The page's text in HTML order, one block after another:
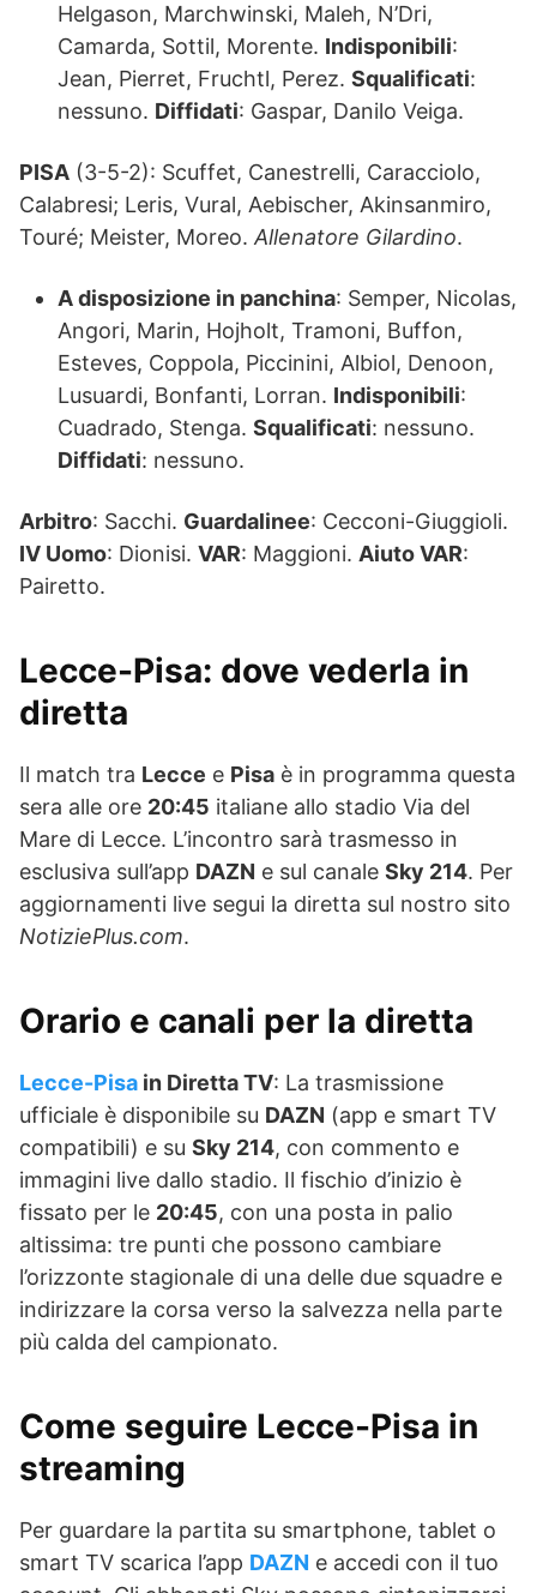
Helgason, Marchwinski, Maleh, N’Dri,
Camarda, Sottil, Morente. Indisponibili:
Jean, Pierret, Fruchtl, Perez. Squalificati:
nessuno. Diffidati: Gaspar, Danilo Veiga.
PISA (3-5-2): Scuffet, Canestrelli, Caracciolo,
Calabresi; Leris, Vural, Aebischer, Akinsanmiro,
Touré; Meister, Moreo. Allenatore Gilardino.
A disposizione in panchina: Semper, Nicolas,
Angori, Marin, Hojholt, Tramoni, Buffon,
Esteves, Coppola, Piccinini, Albiol, Denoon,
Lusuardi, Bonfanti, Lorran. Indisponibili:
Cuadrado, Stenga. Squalificati: nessuno.
Diffidati: nessuno.
Arbitro: Sacchi. Guardalinee: Cecconi-Giuggioli.
IV Uomo: Dionisi. VAR: Maggioni. Aiuto VAR:
Pairetto.
Lecce-Pisa: dove vederla in
diretta
Il match tra Lecce e Pisa è in programma questa
sera alle ore 20:45 italiane allo stadio Via del
Mare di Lecce. L’incontro sarà trasmesso in
esclusiva sull’app DAZN e sul canale Sky 214. Per
aggiornamenti live segui la diretta sul nostro sito
NotiziePlus.com.
Orario e canali per la diretta
Lecce-Pisa in Diretta TV: La trasmissione
ufficiale è disponibile su DAZN (app e smart TV
compatibili) e su Sky 214, con commento e
immagini live dallo stadio. Il fischio d’inizio è
fissato per le 20:45, con una posta in palio
altissima: tre punti che possono cambiare
l’orizzonte stagionale di una delle due squadre e
indirizzare la corsa verso la salvezza nella parte
più calda del campionato.
Come seguire Lecce-Pisa in
streaming
Per guardare la partita su smartphone, tablet o
smart TV scarica l’app DAZN e accedi con il tuo